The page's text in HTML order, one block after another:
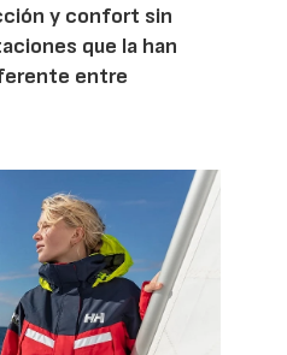
y confort sin
que la han
entre